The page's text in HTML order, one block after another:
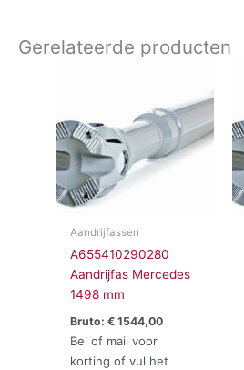
Gerelateerde producten
Aandrijfassen
A655410290280
Aandrijfas Mercedes
1498 mm
Bruto:€ 1544,00
Bel of mail voor
korting of vul het